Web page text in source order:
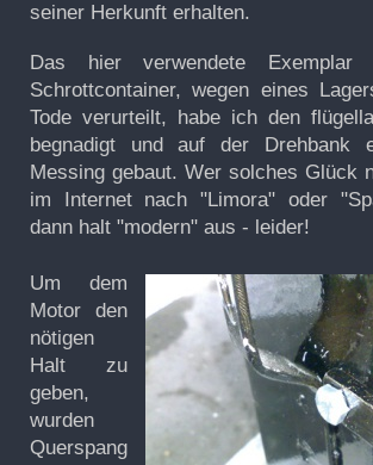
seiner Herkunft erhalten.
Das hier verwendete
Schrottcontainer, wegen eines
Tode verurteilt, habe ich den
begnadigt und auf der Drehbank
Messing gebaut. Wer solches Glück
im Internet nach "Limora" oder
dann halt "modern" aus - leider!
Um dem
Motor den
nötigen
Halt zu
geben,
wurden
Querspang